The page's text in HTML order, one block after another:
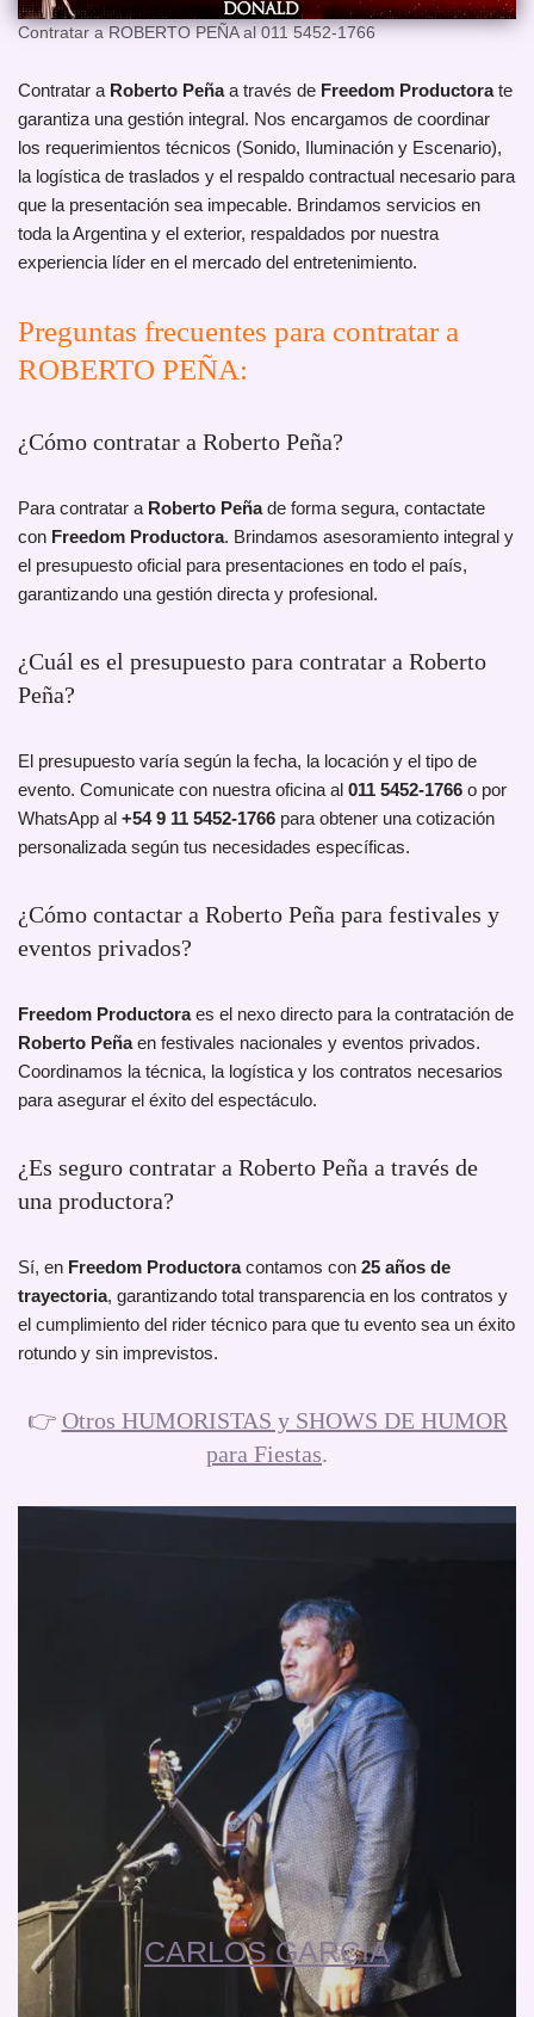
Contratar a ROBERTO PEÑA al 011 5452-1766
Contratar a Roberto Peñaa través de Freedom Productorate
garantiza una gestión integral. Nos encargamos de coordinar
los requerimientos técnicos (Sonido, Iluminación y Escenario),
la logística de traslados y el respaldo contractual necesario para
que la presentación sea impecable. Brindamos servicios en
toda la Argentina y el exterior, respaldados por nuestra
experiencia líder en el mercado del entretenimiento.
Preguntas frecuentes para contratar a
ROBERTO PEÑA:
¿Cómo contratar a Roberto Peña?
Para contratar a Roberto Peñade forma segura, contactate
con Freedom Productora. Brindamos asesoramiento integral y
el presupuesto oficial para presentaciones en todo el país,
garantizando una gestión directa y profesional.
¿Cuál es el presupuesto para contratar a Roberto
Peña?
El presupuesto varía según la fecha, la locación y el tipo de
evento. Comunicate con nuestra oficina al 011 5452-1766 o por
WhatsApp al +54 9 11 5452-1766 para obtener una cotización
personalizada según tus necesidades específicas.
¿Cómo contactar a Roberto Peña para festivales y
eventos privados?
Freedom Productoraes el nexo directo para la contratación de
Roberto Peñaen festivales nacionales y eventos privados.
Coordinamos la técnica, la logística y los contratos necesarios
para asegurar el éxito del espectáculo.
¿Es seguro contratar a Roberto Peña a través de
una productora?
Sí, en Freedom Productoracontamos con 25 años de
trayectoria, garantizando total transparencia en los contratos y
el cumplimiento del rider técnico para que tu evento sea un éxito
rotundo y sin imprevistos.
👉 Otros HUMORISTAS y SHOWS DE HUMOR
para Fiestas.
CARLOS GARCIA